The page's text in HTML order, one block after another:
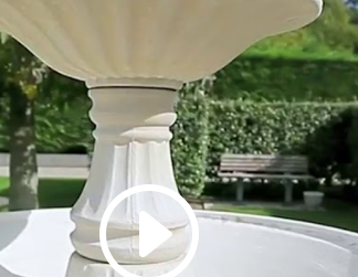
Cliquez pour accepter les cookies
marketing et activer ce contenu